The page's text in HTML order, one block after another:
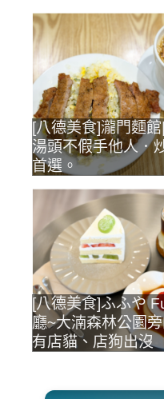
[八德美食]瀧門麵
湯頭不假手他人．
首選。
[八德美食]ふふや
廳~大湳森林公園
有店貓、店狗出沒